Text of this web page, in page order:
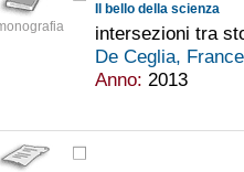
Il bello della scienza
intersezioni tra
De Ceglia,
Anno: 2013